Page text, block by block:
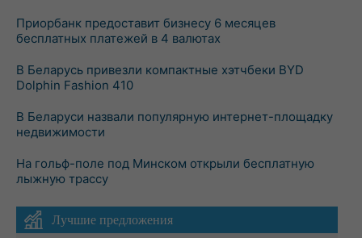
Приорбанк предоставит бизнесу 6 месяцев
бесплатных платежей в 4 валютах
В Беларусь привезли компактные хэтчбеки BYD
Dolphin Fashion 410
В Беларуси назвали популярную интернет-площадку
недвижимости
На гольф-поле под Минском открыли бесплатную
лыжную трассу
Лучшие предложения